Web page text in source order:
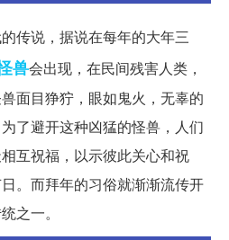
传说，据说在每年的大年三
兽会出现，在民间残害人类，
面目狰狞，眼如鬼火，无辜的
了避开这种凶猛的怪兽，人们
互祝福，以示彼此关心和祝
。而拜年的习俗就渐渐流传开
之一。